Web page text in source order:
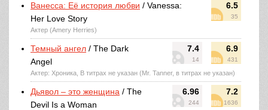
6.5
35
Ванесса: Её история любви / Vanessa:
Her Love Story
Актер (Amery Herries)
7.4
14
6.9
431
Темный ангел / The Dark
Angel
Актер: Хроника, В титрах не указан (Mr. Tanner, в титрах не указан)
6.96
244
7.2
1636
Дьявол – это женщина / The
Devil Is a Woman